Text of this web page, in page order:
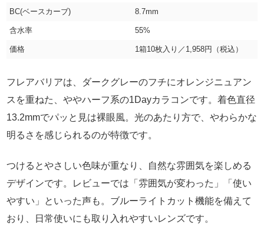
BC(ベースカーブ) 8.7mm
含水率 55%
価格 1箱10枚入り／1,958円（税込）
フレアバリアは、ダークグレーのフチにオレンジニュアン
スを重ねた、ややハーフ系の1Dayカラコンです。着色直径
13.2mmでパッと見は裸眼風。光のあたり方で、やわらかな
明るさを感じられるのが特徴です。
つけるとやさしい色味が重なり、自然な雰囲気を楽しめる
デザインです。レビューでは「雰囲気が変わった」「使い
やすい」といった声も。ブルーライトカット機能を備えて
おり、日常使いにも取り入れやすいレンズです。